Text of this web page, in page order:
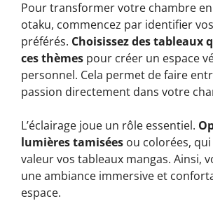
Pour transformer votre chambre
otaku, commencez par identifier
préférés. Choisissez des tableaux
ces thèmes pour créer un espace
personnel. Cela permet de faire
passion directement dans votre
L’éclairage joue un rôle essentiel.
lumières tamisées ou colorées,
valeur vos tableaux mangas. Ainsi,
une ambiance immersive et
espace.